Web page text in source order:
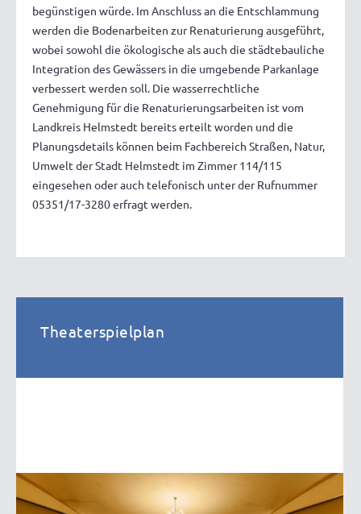
begünstigen würde. Im Anschluss an die Entschlammung
werden die Bodenarbeiten zur Renaturierung ausgeführt,
wobei sowohl die ökologische als auch die städtebauliche
Integration des Gewässers in die umgebende Parkanlage
verbessert werden soll. Die wasserrechtliche
Genehmigung für die Renaturierungsarbeiten ist vom
Landkreis Helmstedt bereits erteilt worden und die
Planungsdetails können beim Fachbereich Straßen, Natur,
Umwelt der Stadt Helmstedt im Zimmer 114/115
eingesehen oder auch telefonisch unter der Rufnummer
05351/17-3280 erfragt werden.
Theaterspielplan